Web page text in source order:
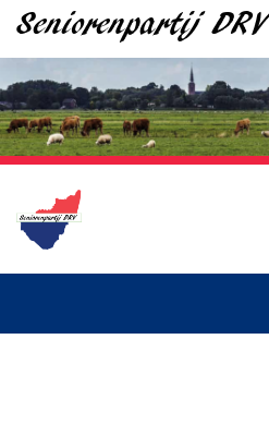
Seniorenpartij DRV